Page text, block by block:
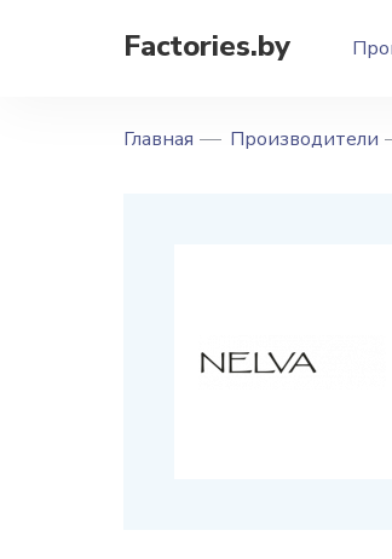
Factories.by
Главная Производители